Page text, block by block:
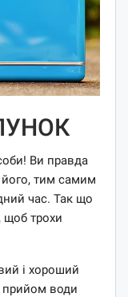
Ви правда
тим самим
час. Так що
щоб трохи
і хороший
прийом води